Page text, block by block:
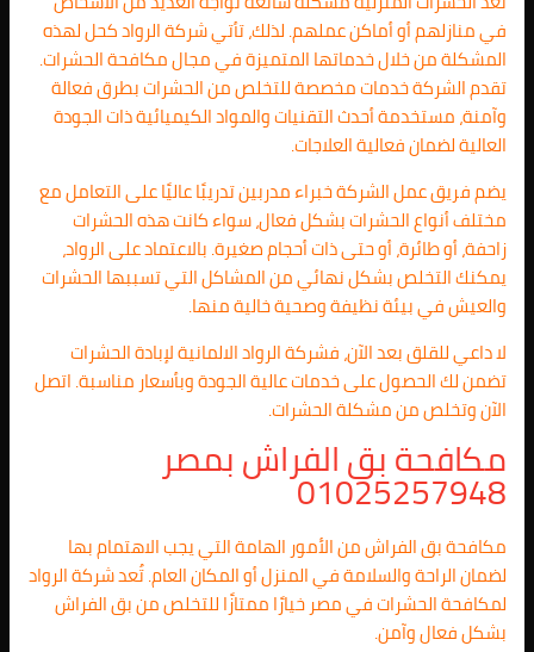
في منازلهم أو أماكن عملهم. لذلك، تأتي شركة الرواد كحل لهذه
المشكلة من خلال خدماتها المتميزة في مجال مكافحة الحشرات.
تقدم الشركة خدمات مخصصة للتخلص من الحشرات بطرق فعالة
وآمنة، مستخدمة أحدث التقنيات والمواد الكيميائية ذات الجودة
العالية لضمان فعالية العلاجات.
يضم فريق عمل الشركة خبراء مدربين تدريبًا عاليًا على التعامل مع
مختلف أنواع الحشرات بشكل فعال، سواء كانت هذه الحشرات
زاحفة، أو طائرة، أو حتى ذات أحجام صغيرة. بالاعتماد على الرواد،
يمكنك التخلص بشكل نهائي من المشاكل التي تسببها الحشرات
والعيش في بيئة نظيفة وصحية خالية منها.
لا داعي للقلق بعد الآن، فشركة الرواد الالمانية لإبادة الحشرات
تضمن لك الحصول على خدمات عالية الجودة وبأسعار مناسبة. اتصل
الآن وتخلص من مشكلة الحشرات.
مكافحة بق الفراش بمصر
01025257948
مكافحة بق الفراش من الأمور الهامة التي يجب الاهتمام بها
لضمان الراحة والسلامة في المنزل أو المكان العام. تُعد شركة الرواد
لمكافحة الحشرات في مصر خيارًا ممتازًا للتخلص من بق الفراش
بشكل فعال وآمن.